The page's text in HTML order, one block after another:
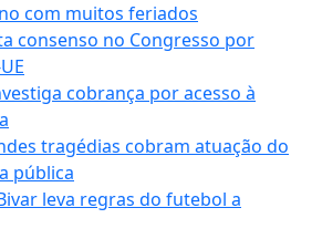
com muitos feriados
consenso no Congresso por
cobrança por acesso à
tragédias cobram atuação do
pública
leva regras do futebol a